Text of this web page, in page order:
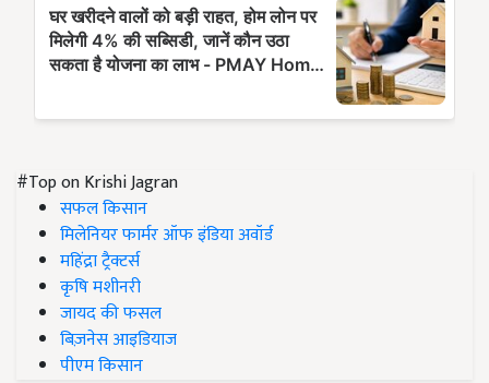
#Top on Krishi Jagran
सफल किसान
मिलेनियर फार्मर ऑफ इंडिया अवॉर्ड
महिंद्रा ट्रैक्टर्स
कृषि मशीनरी
जायद की फसल
बिज़नेस आइडियाज
पीएम किसान